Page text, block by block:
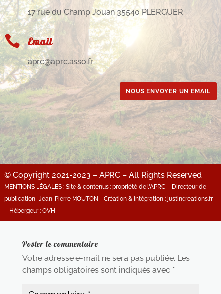
17 rue du Champ Jouan 35540 PLERGUER
 Email
aprc@aprc.asso.fr
NOUS ENVOYER UN EMAIL
© Copyright 2021-2023 – APRC – All Rights Reserved
MENTIONS LÉGALES : Site & contenus : propriété de l'APRC – Directeur de
publication : Jean-Pierre MOUTON - Création & intégration : justincreations.fr
– Hébergeur : OVH
Poster le commentaire
Votre adresse e-mail ne sera pas publiée. Les
champs obligatoires sont indiqués avec *